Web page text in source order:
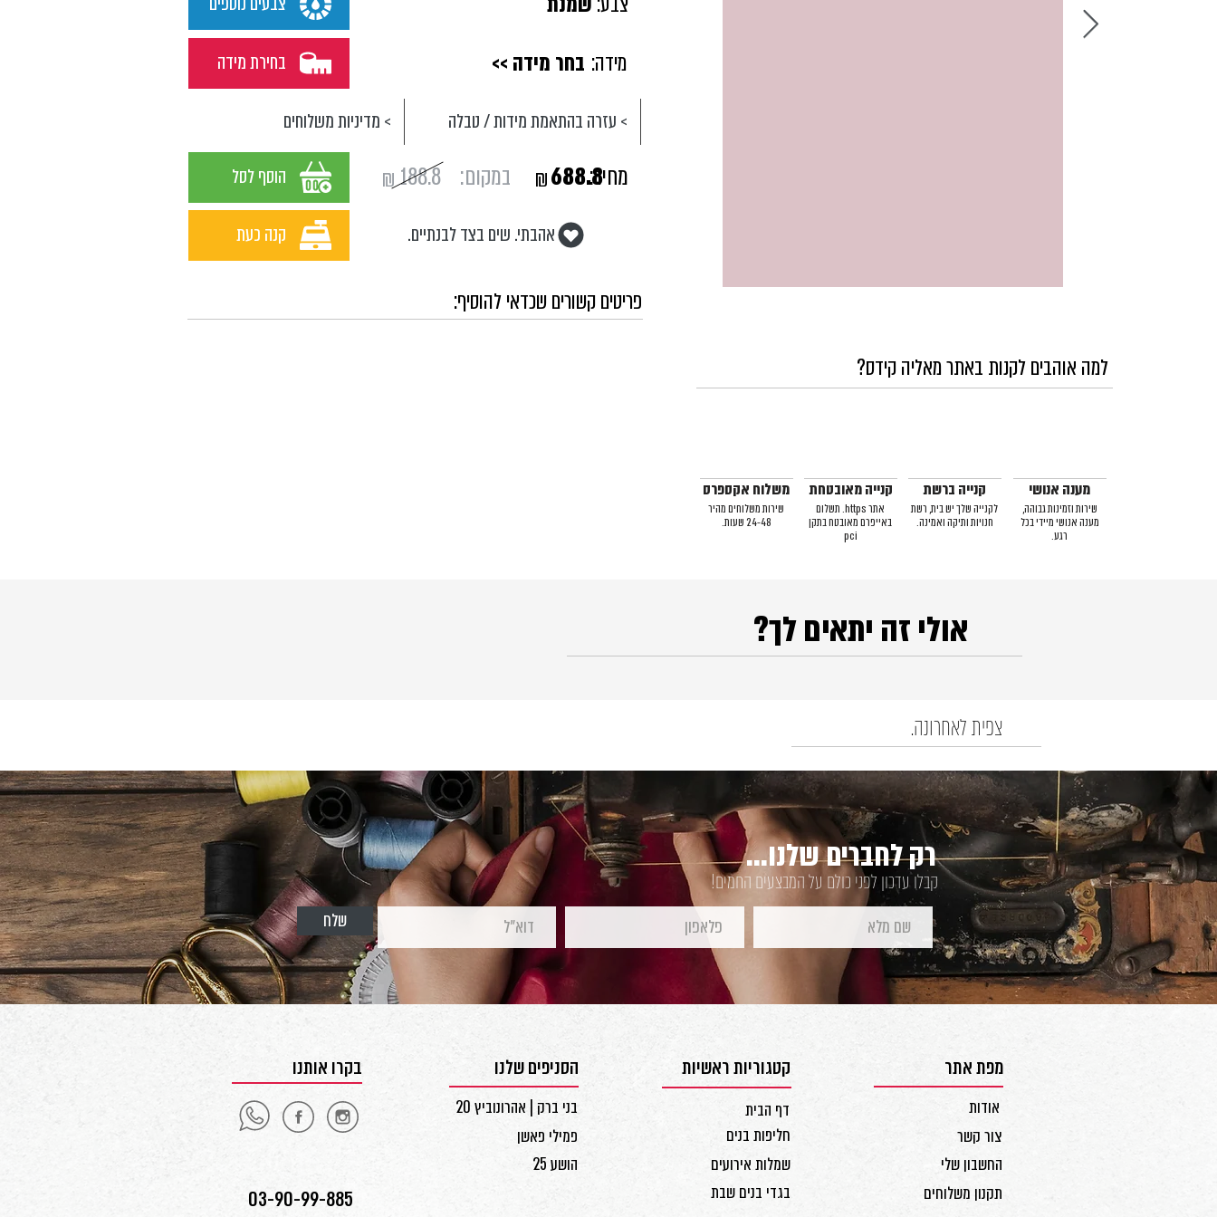
> מדיניות משלוחים > עזרה בהתאמת מידות / טבלה
בחירת מידה בחר מידה >> מידה:
הוסף לסל ₪188.8 במקום: ₪688.8מחיר:
קנה כעת אהבתי. שים בצד לבנתיים.
פריטים קשורים שכדאי להוסיף:
למה אוהבים לקנות באתר מאליה קידס?
משלוח אקספרס
שירות משלוחים מהיר
24-48 שעות.
קנייה מאובטחת
אתר https. תשלום
באייפרם מאובטח בתקן
pci
קנייה ברשת
לקנייה שלך יש בית, רשת
חנויות ותיקה ואמינה.
מענה אנושי
שירות וזמינות גבוהה,
מענה אנושי מיידי בכל
רגע.
אולי זה יתאים לך?
צפית לאחרונה.
קבלו עדכון לפני כולם על המבצעים החמים!
רק לחברים שלנו...
שלח
בקרו אותנו
03-90-99-885
הסניפים שלנו
בני ברק | אהרונוביץ 20
פמילי פאשן
הושע 25
קטגוריות ראשיות
חליפות בנים
שמלות אירועים
בגדי בנים שבת
דף הבית
מפת אתר
אודות
צור קשר
החשבון שלי
תקנון משלוחים